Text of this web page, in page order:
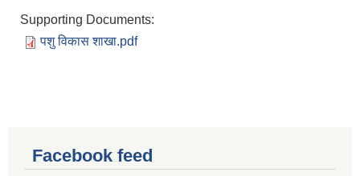
Supporting Documents:
पशु विकास शाखा.pdf
Facebook feed